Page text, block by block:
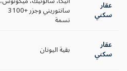
عقار
سكني سانتوريني وجزر +3100
نسمة
عقار
سكني بقية اليونان